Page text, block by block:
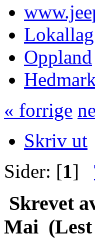
Lokallag
Oppland
« forrige
Skriv ut
Sider: [1]
Skrevet
Mai (Lest